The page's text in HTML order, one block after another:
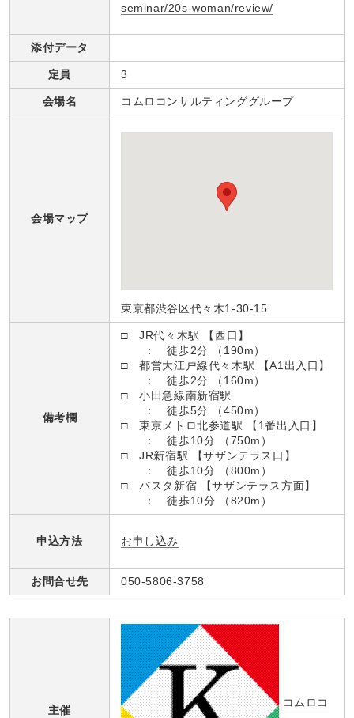
seminar/20s-woman/review/
添付データ
定員 3
会場名 コムロコンサルティンググループ
会場マップ
東京都渋谷区代々木1-30-15
備考欄
□ JR代々木駅 【西口】
： 徒歩2分 （190m）
□ 都営大江戸線代々木駅 【A1出入口】
： 徒歩2分 （160m）
□ 小田急線南新宿駅
： 徒歩5分 （450m）
□ 東京メトロ北参道駅 【1番出入口】
： 徒歩10分 （750m）
□ JR新宿駅 【サザンテラス口】
： 徒歩10分 （800m）
□ バスタ新宿 【サザンテラス方面】
： 徒歩10分 （820m）
申込方法 お申し込み
お問合せ先 050-5806-3758
主催
コムロコ